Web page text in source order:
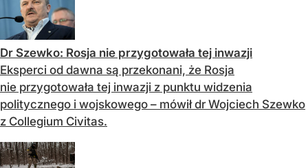
Dr Szewko: Rosja nie przygotowała tej inwazji
Eksperci od dawna są przekonani, że Rosja
nie przygotowała tej inwazji z punktu widzenia
politycznego i wojskowego – mówił dr Wojciech Szewko
z Collegium Civitas.